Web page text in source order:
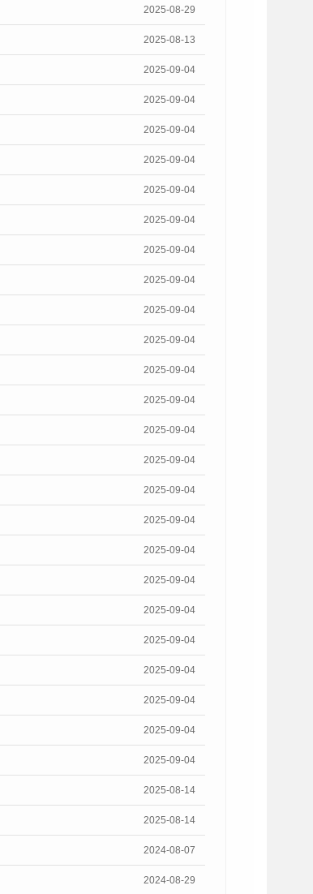
2025-08-29
2025-08-13
2025-09-04
2025-09-04
2025-09-04
2025-09-04
2025-09-04
2025-09-04
2025-09-04
2025-09-04
2025-09-04
2025-09-04
2025-09-04
2025-09-04
2025-09-04
2025-09-04
2025-09-04
2025-09-04
2025-09-04
2025-09-04
2025-09-04
2025-09-04
2025-09-04
2025-09-04
2025-09-04
2025-09-04
2025-08-14
2025-08-14
2024-08-07
2024-08-29